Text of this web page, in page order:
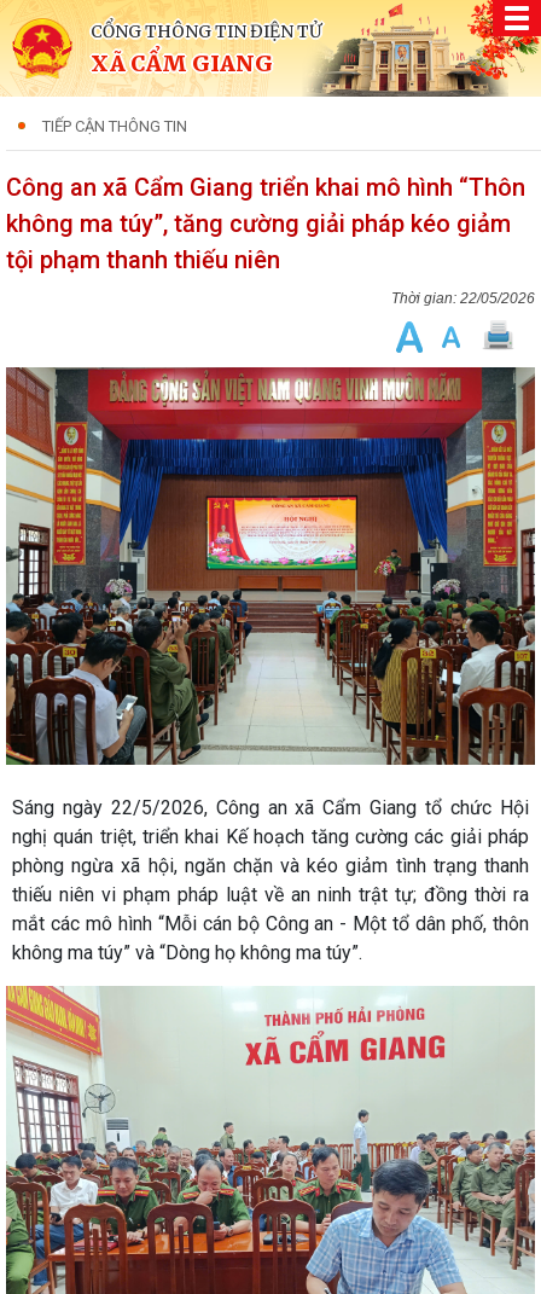
CỔNG THÔNG TIN ĐIỆN TỬ
XÃ CẨM GIANG
TIẾP CẬN THÔNG TIN
Công an xã Cẩm Giang triển khai mô hình “Thôn
không ma túy”, tăng cường giải pháp kéo giảm
tội phạm thanh thiếu niên
22/05/2026
Sáng ngày 22/5/2026, Công an xã Cẩm Giang tổ chức Hội
nghị quán triệt, triển khai Kế hoạch tăng cường các giải pháp
phòng ngừa xã hội, ngăn chặn và kéo giảm tình trạng thanh
thiếu niên vi phạm pháp luật về an ninh trật tự; đồng thời ra
mắt các mô hình “Mỗi cán bộ Công an - Một tổ dân phố, thôn
không ma túy” và “Dòng họ không ma túy”.